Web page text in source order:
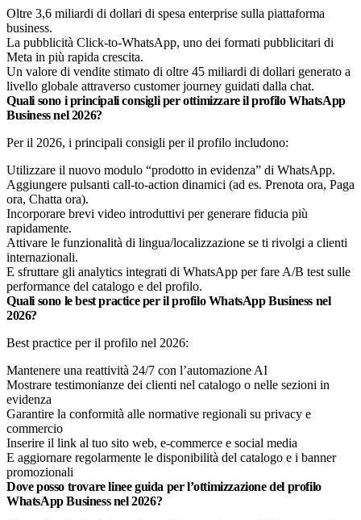
Oltre 3,6 miliardi di dollari di spesa enterprise sulla piattaforma
business.
La pubblicità Click-to-WhatsApp, uno dei formati pubblicitari di
Meta in più rapida crescita.
Un valore di vendite stimato di oltre 45 miliardi di dollari generato a
livello globale attraverso customer journey guidati dalla chat.
Quali sono i principali consigli per ottimizzare il profilo WhatsApp
Business nel 2026?
Per il 2026, i principali consigli per il profilo includono:
Utilizzare il nuovo modulo “prodotto in evidenza” di WhatsApp.
Aggiungere pulsanti call-to-action dinamici (ad es. Prenota ora, Paga
ora, Chatta ora).
Incorporare brevi video introduttivi per generare fiducia più
rapidamente.
Attivare le funzionalità di lingua/localizzazione se ti rivolgi a clienti
internazionali.
E sfruttare gli analytics integrati di WhatsApp per fare A/B test sulle
performance del catalogo e del profilo.
Quali sono le best practice per il profilo WhatsApp Business nel
2026?
Best practice per il profilo nel 2026:
Mantenere una reattività 24/7 con l’automazione AI
Mostrare testimonianze dei clienti nel catalogo o nelle sezioni in
evidenza
Garantire la conformità alle normative regionali su privacy e
commercio
Inserire il link al tuo sito web, e-commerce e social media
E aggiornare regolarmente le disponibilità del catalogo e i banner
promozionali
Dove posso trovare linee guida per l’ottimizzazione del profilo
WhatsApp Business nel 2026?